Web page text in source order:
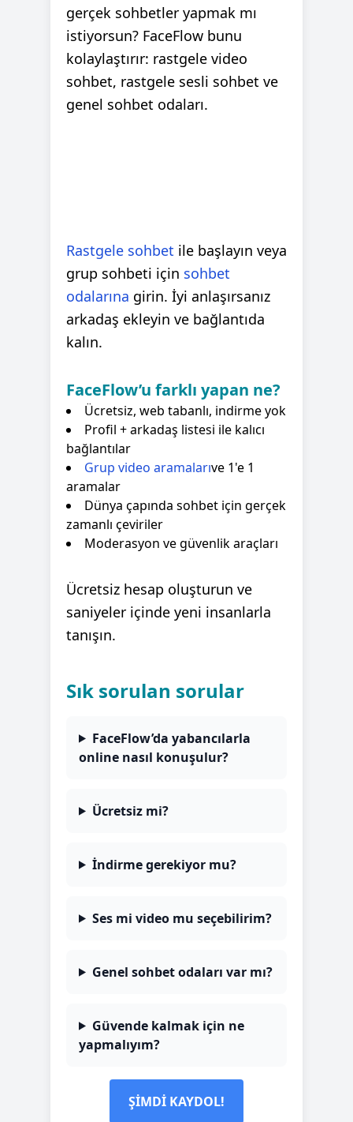
gerçek sohbetler yapmak mı
istiyorsun? FaceFlow bunu
kolaylaştırır: rastgele video
sohbet, rastgele sesli sohbet ve
genel sohbet odaları.
Rastgele sohbet ile başlayın veya
grup sohbeti için sohbet
odalarına girin. İyi anlaşırsanız
arkadaş ekleyin ve bağlantıda
kalın.
FaceFlow’u farklı yapan ne?
Ücretsiz, web tabanlı, indirme yok
Profil + arkadaş listesi ile kalıcı
bağlantılar
Grup video aramalarıve 1'e 1
aramalar
Dünya çapında sohbet için gerçek
zamanlı çeviriler
Moderasyon ve güvenlik araçları
Ücretsiz hesap oluşturun ve
saniyeler içinde yeni insanlarla
tanışın.
Sık sorulan sorular
FaceFlow’da yabancılarla
online nasıl konuşulur?
Ücretsiz mi?
İndirme gerekiyor mu?
Ses mi video mu seçebilirim?
Genel sohbet odaları var mı?
Güvende kalmak için ne
yapmalıyım?
ŞİMDİ KAYDOL!